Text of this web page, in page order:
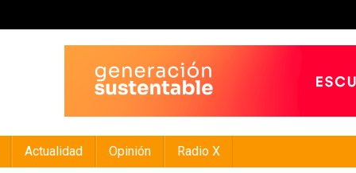
Actualidad Opinión Radio X